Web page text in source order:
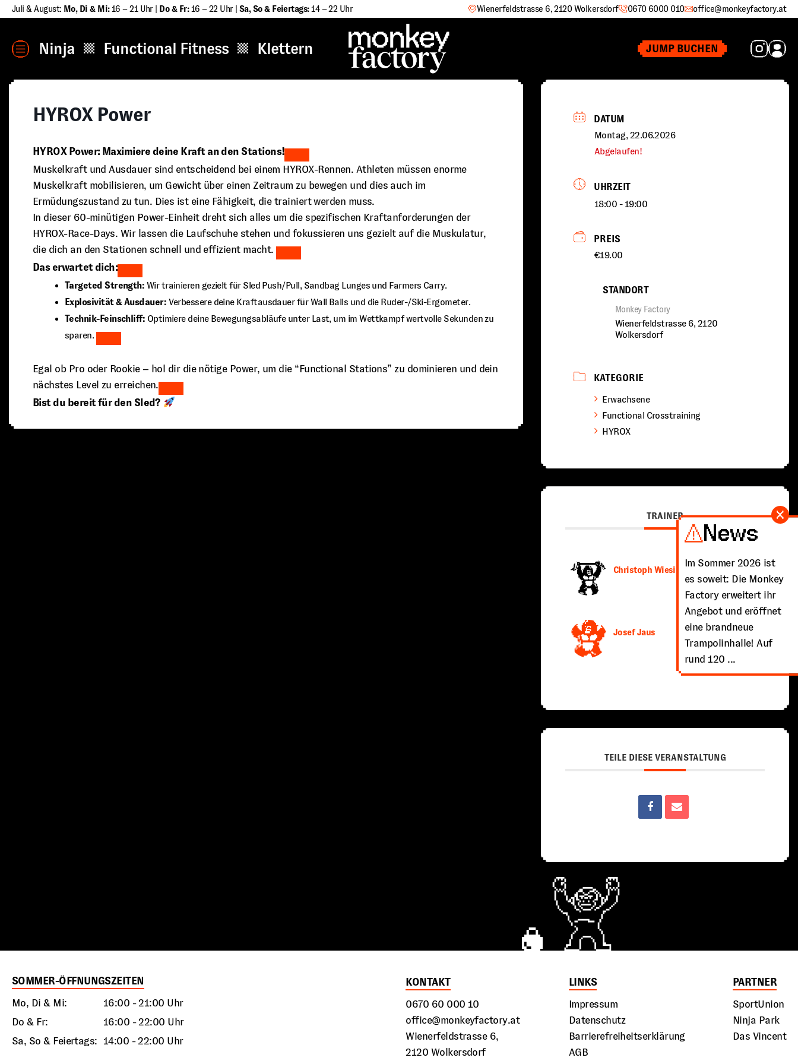
Zum
springen
Juli & August: Mo, Di & Mi:16 – 21 Uhr | Do & Fr: 16 – 22 Uhr | Sa,So & Feiertags:14 – 22 Uhr Wienerfeldstrasse 6, 2120 Wolkersdorf 0670 6000 010 office@monkeyfactory.at
JUMP BUCHEN
MENÜ
Ninja Functional Fitness Klettern
HYROX Power
HYROX Power: Maximiere deine Kraft an den Stations!
Muskelkraft und Ausdauer sind entscheidend bei einem HYROX-Rennen. Athleten müssen enorme
Muskelkraft mobilisieren, um Gewicht über einen Zeitraum zu bewegen und dies auch im
Ermüdungszustand zu tun. Dies ist eine Fähigkeit, die trainiert werden muss.
In dieser 60-minütigen Power-Einheit dreht sich alles um die spezifischen Kraftanforderungen der
HYROX-Race-Days. Wir lassen die Laufschuhe stehen und fokussieren uns gezielt auf die Muskulatur,
die dich an den Stationen schnell und effizient macht.
Das erwartet dich:
Targeted Strength: Wir trainieren gezielt für Sled Push/Pull, Sandbag Lunges und Farmers Carry.
Explosivität & Ausdauer: Verbessere deine Kraftausdauer für Wall Balls und die Ruder-/Ski-Ergometer.
Technik-Feinschliff: Optimiere deine Bewegungsabläufe unter Last, um im Wettkampf wertvolle Sekunden zu
sparen.
Egal ob Pro oder Rookie – hol dir die nötige Power, um die “Functional Stations” zu dominieren und dein
nächstes Level zu erreichen.
Bist du bereit für den Sled?
DATUM
Montag, 22.06.2026
Abgelaufen!
UHRZEIT
18:00 - 19:00
PREIS
€19.00
STANDORT
Monkey Factory
Wienerfeldstrasse 6, 2120
Wolkersdorf
KATEGORIE
Erwachsene
Functional Crosstraining
HYROX
TRAINER
Christoph Wiesinger
Josef Jaus
TEILE DIESE VERANSTALTUNG
SOMMER-ÖFFNUNGSZEITEN
Mo, Di & Mi:
16:00 - 21:00 Uhr
Do & Fr:
16:00 - 22:00 Uhr
Sa, So & Feiertags: 14:00 - 22:00 Uhr
KONTAKT
0670 60 000 10
office@monkeyfactory.at
Wienerfeldstrasse 6,
2120 Wolkersdorf
LINKS
Impressum
Datenschutz
Barrierefreiheitserklärung
AGB
PARTNER
SportUnion
Ninja Park
Das Vincent
News
Im Sommer 2026 ist
es soweit: Die Monkey
Factory erweitert ihr
Angebot und eröffnet
eine brandneue
Trampolinhalle! Auf
rund 120 ...